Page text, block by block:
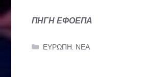
ΠΗΓΗ ΕΦΟΕΠΑ
Categories
ΕΥΡΩΠΗ ΝΕΑ